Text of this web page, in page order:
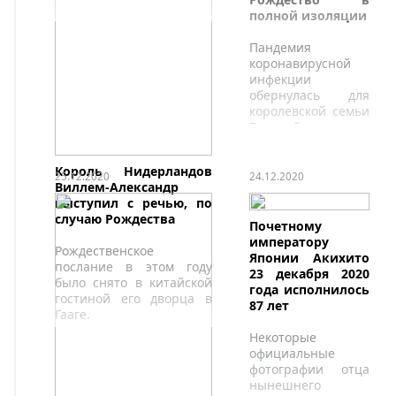
Король Нидерландов
Виллем-Александр
выступил с речью, по
случаю Рождества
Рождественское
послание в этом году
было снято в китайской
гостиной его дворца в
Гааге.
полной изоляции
Пандемия
коронавирусной
инфекции
обернулась для
королевской семьи
Великобритании
традиции.
25.12.2020 24.12.2020
Почетному
императору
Японии Акихито
23 декабря 2020
года исполнилось
87 лет
Некоторые
официальные
фотографии отца
нынешнего